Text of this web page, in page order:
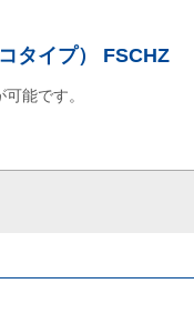
タイプ） FSCHZ
能です。